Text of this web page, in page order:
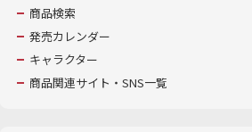
商品検索
発売カレンダー
キャラクター
商品関連サイト・SNS一覧